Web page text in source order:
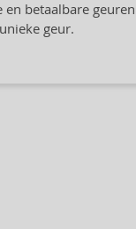
betaalbare
geur.